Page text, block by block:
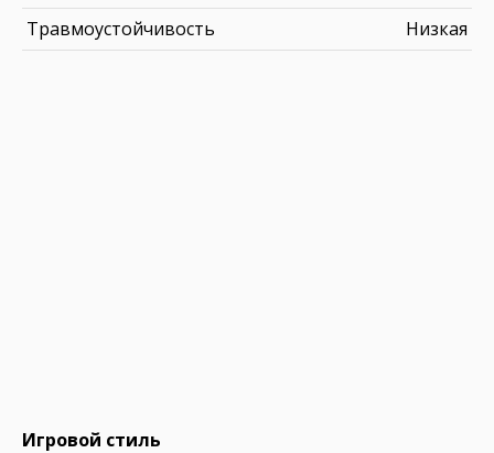
Травмоустойчивость
Низкая
Игровой стиль